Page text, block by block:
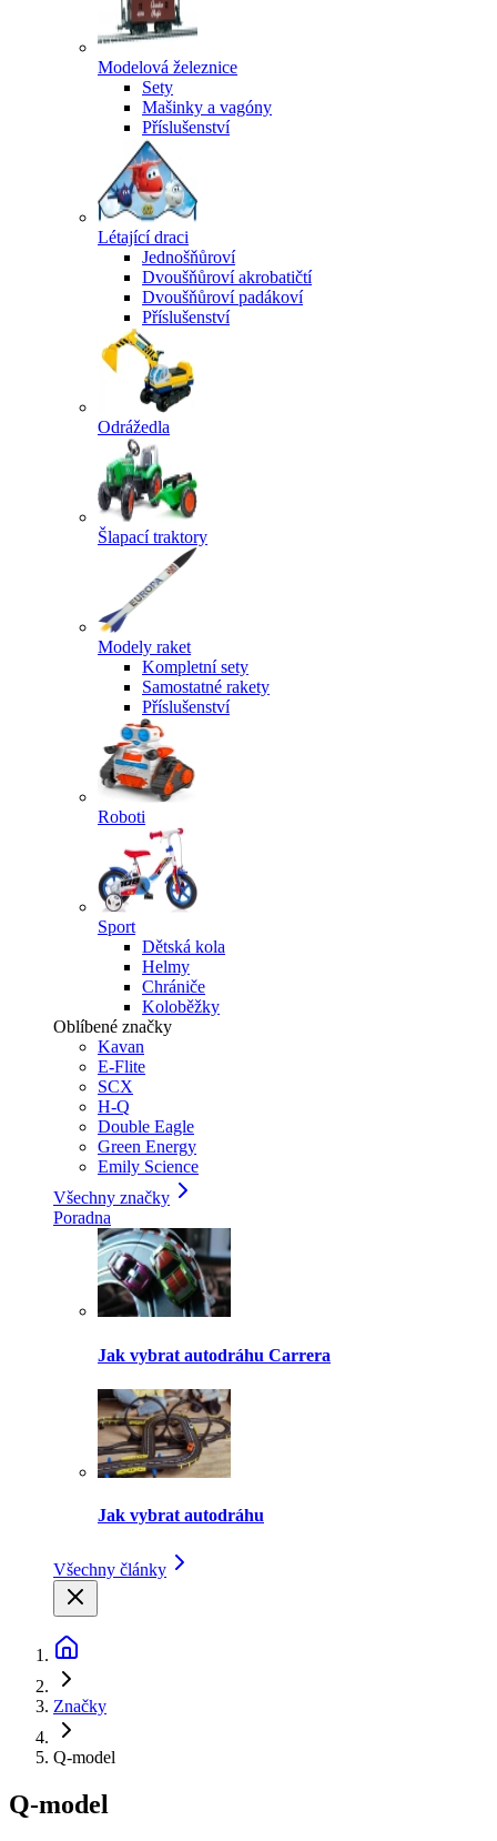
Modelová železnice
Sety
Mašinky a vagóny
Příslušenství
Létající draci
Jednošňůroví
Dvoušňůroví akrobatičtí
Dvoušňůroví padákoví
Příslušenství
Odrážedla
Šlapací traktory
Modely raket
Kompletní sety
Samostatné rakety
Příslušenství
Roboti
Sport
Dětská kola
Helmy
Chrániče
Koloběžky
Oblíbené značky
Kavan
E-Flite
SCX
H-Q
Double Eagle
Green Energy
Emily Science
Všechny značky
Poradna
Jak vybrat autodráhu Carrera
Jak vybrat autodráhu
Všechny články
Značky
Q-model
Q-model